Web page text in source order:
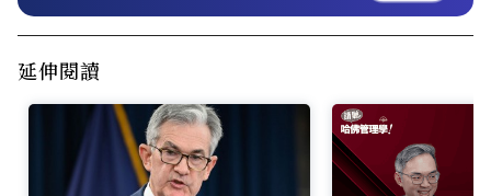
延伸閱讀